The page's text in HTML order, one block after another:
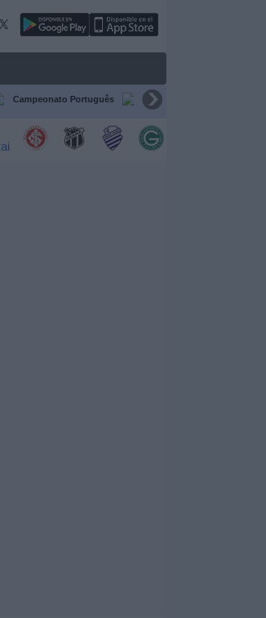
Campeonato Português Campeonato Espanhol